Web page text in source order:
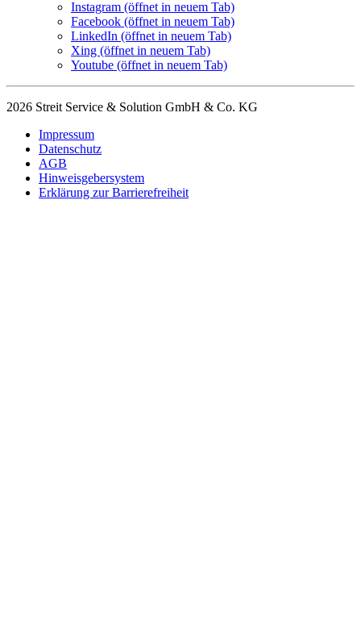
Instagram (öffnet in neuem Tab)
Facebook (öffnet in neuem Tab)
LinkedIn (öffnet in neuem Tab)
Xing (öffnet in neuem Tab)
Youtube (öffnet in neuem Tab)
2026 Streit Service & Solution GmbH & Co. KG
Impressum
Datenschutz
AGB
Hinweisgebersystem
Erklärung zur Barrierefreiheit